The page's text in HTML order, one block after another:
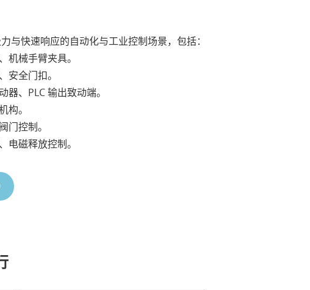
与快速响应的自动化与工业控制场景，包括：
机械手臂夹具。
安全门扣。
器、PLC 输出致动端。
构。
门控制。
电磁释放控制。